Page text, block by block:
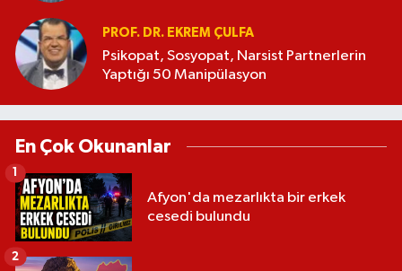
PROF. DR. EKREM ÇULFA
Psikopat, Sosyopat, Narsist Partnerlerin
Yaptığı 50 Manipülasyon
En Çok Okunanlar
Afyon'da mezarlıkta bir erkek
cesedi bulundu
1
2